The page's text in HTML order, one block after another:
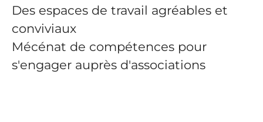
Des espaces de travail agréables et
conviviaux
Mécénat de compétences pour
s'engager auprès d'associations